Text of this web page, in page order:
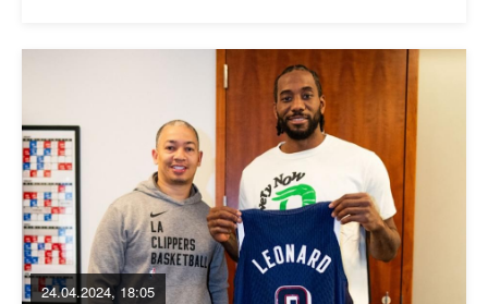
24.04.2024, 18:05